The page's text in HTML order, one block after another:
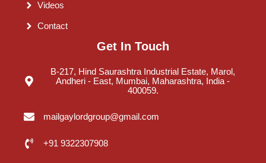
Videos
Contact
Get In Touch
B-217, Hind Saurashtra Industrial Estate, Marol,
Andheri - East, Mumbai, Maharashtra, India -
400059.
mailgaylordgroup@gmail.com
+91 9322307908